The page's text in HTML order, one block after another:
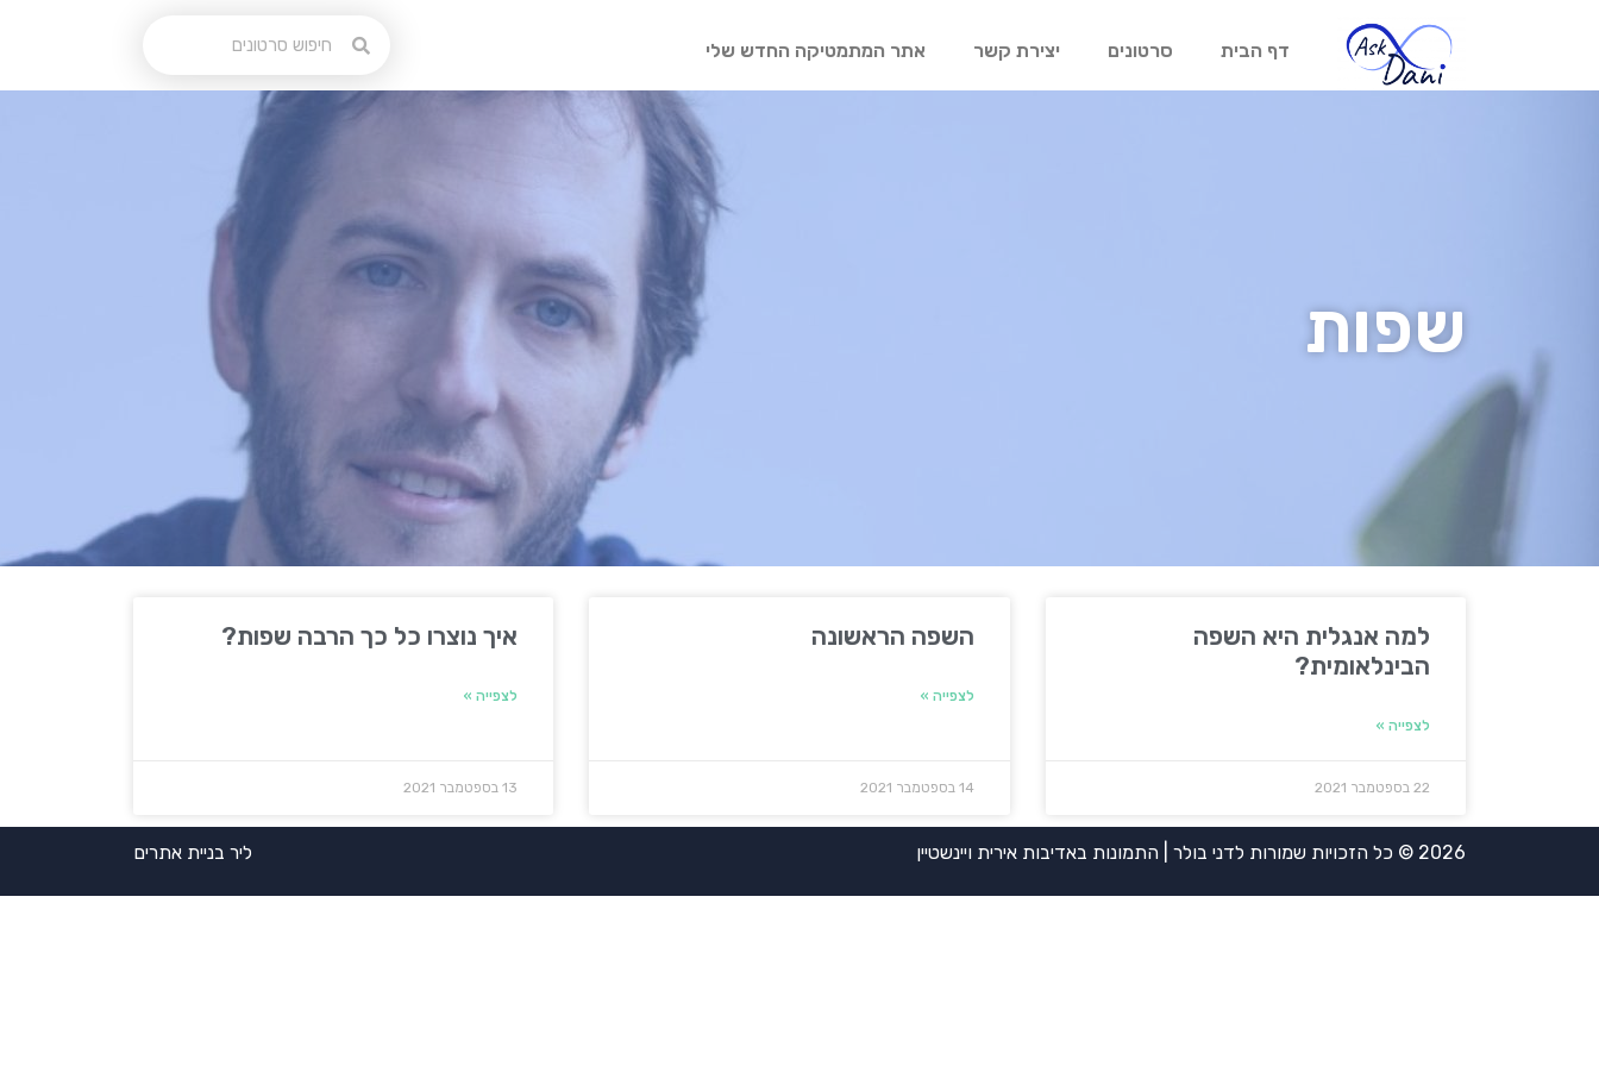
דף הבית סרטונים יצירת קשר אתר המתמטיקה החדש שלי
שפות
למה אנגלית היא השפה
הבינלאומית?
לצפייה »
22 בספטמבר 2021
השפה הראשונה
לצפייה »
14 בספטמבר 2021
איך נוצרו כל כך הרבה שפות?
לצפייה »
13 בספטמבר 2021
2026 © כל הזכויות שמורות לדני בולר | התמונות באדיבות אירית ויינשטיין ליר בניית אתרים